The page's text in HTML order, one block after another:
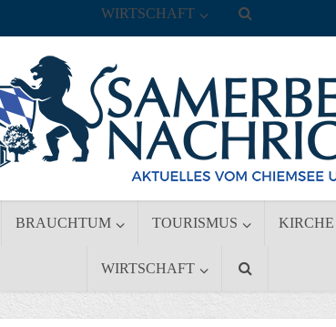
BRAUCHTUM TOURISMUS KIRCHE
WIRTSCHAFT
WIRTSCHAFT